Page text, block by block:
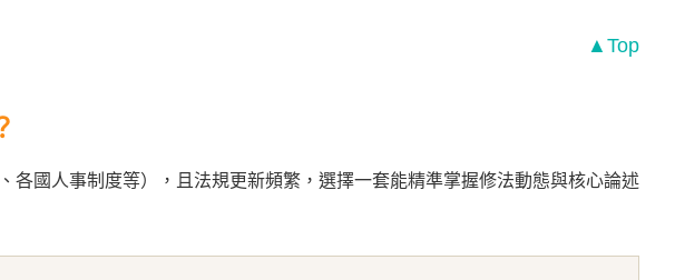
▲Top
各國人事制度等），且法規更新頻繁，選擇一套能精準掌握修法動態與核心論述